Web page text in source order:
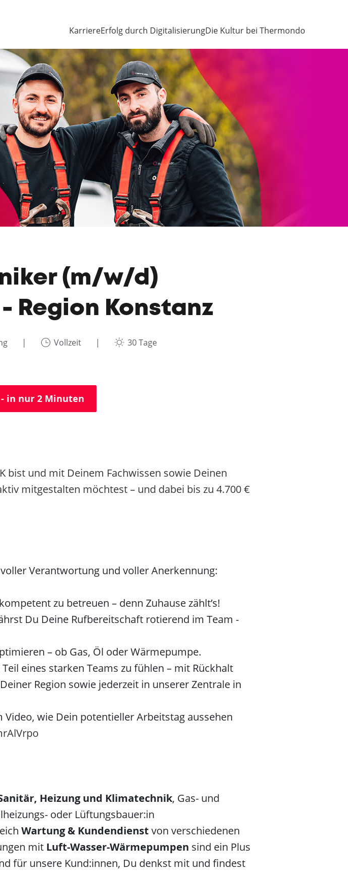
KarriereErfolg durch DigitalisierungDie Kultur bei Thermondo
(m/w/d)
Region Konstanz
Vollzeit 30 Tage
in nur 2 Minuten
bist und mit Deinem Fachwissen sowie Deinen
mitgestalten möchtest – und dabei bis zu 4.700 €
Verantwortung und voller Anerkennung:
zu betreuen – denn Zuhause zählt’s!
Du Deine Rufbereitschaft rotierend im Team -
– ob Gas, Öl oder Wärmepumpe.
eines starken Teams zu fühlen – mit Rückhalt
Region sowie jederzeit in unserer Zentrale in
wie Dein potentieller Arbeitstag aussehen
Heizung und Klimatechnik, Gas- und
oder Lüftungsbauer:in
Wartung & Kundendienst von verschiedenen
mit Luft-Wasser-Wärmepumpen sind ein Plus
für unsere Kund:innen, Du denkst mit und findest